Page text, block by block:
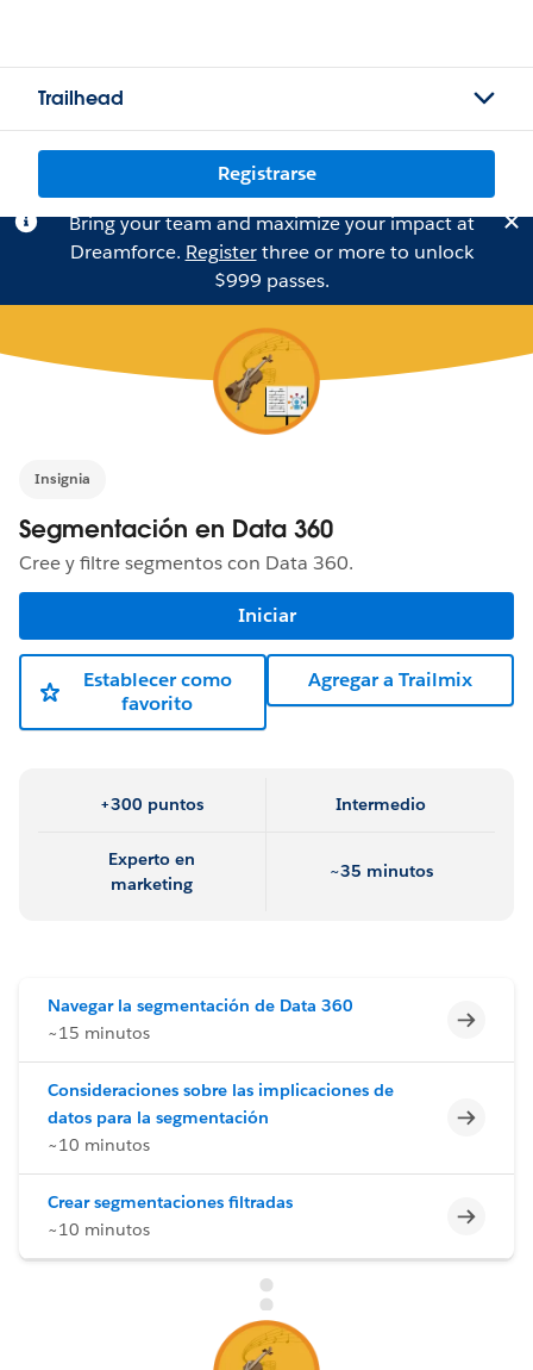
Trailhead
Registrarse
Bring your team and maximize your impact at
Dreamforce. Registerthree or more to unlock
$999 passes.
Insignia
Segmentación en Data 360
Cree y filtre segmentos con Data 360.
Iniciar
Establecer como
favorito
Agregar a Trailmix
+300 puntos Intermedio
Experto en
marketing
~35 minutos
Navegar la segmentación de Data 360
~15 minutos
Consideraciones sobre las implicaciones de
datos para la segmentación
~10 minutos
Crear segmentaciones filtradas
~10 minutos